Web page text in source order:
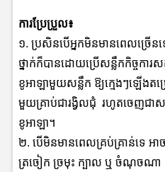
ការប្រែប្រួល៖
១. ប្រសិនបើអ្នកមិនមានពេលច្រើនទ
ថ្នាក់ក៏បានដោយប្រើសន្លឹកកិច្ចការស
ខូអាឡាមួយសន្លឹក ឱ្យក្មេងៗឡើងតម្
មួយគ្រាប់ជារង្វិលជុំ រហូតចេញជាស
ខូអាឡា។
២. បើមិនមានពេលគ្រប់គ្រាន់ទេ អា
ត្រចៀក ច្រមុះ ក្បាល ឬ ចំណុចណា